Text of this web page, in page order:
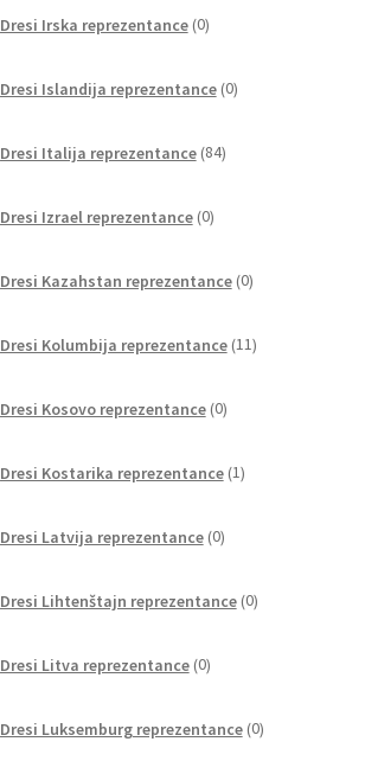
Dresi Irska reprezentance 0izdelkov
Dresi Islandija reprezentance 0izdelkov
Dresi Italija reprezentance 84izdelkov
Dresi Izrael reprezentance 0izdelkov
Dresi Kazahstan reprezentance 0izdelkov
Dresi Kolumbija reprezentance 11izdelkov
Dresi Kosovo reprezentance 0izdelkov
Dresi Kostarika reprezentance 1izdelek
Dresi Latvija reprezentance 0izdelkov
Dresi Lihtenštajn reprezentance 0izdelkov
Dresi Litva reprezentance 0izdelkov
Dresi Luksemburg reprezentance 0izdelkov